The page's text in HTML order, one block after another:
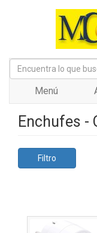
Menú
Enchufes -
Filtro